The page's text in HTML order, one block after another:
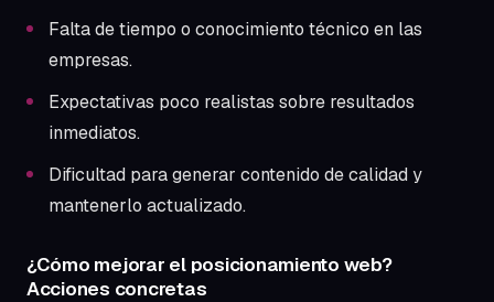
Falta de tiempo o conocimiento técnico en las
empresas.
Expectativas poco realistas sobre resultados
inmediatos.
Dificultad para generar contenido de calidad y
mantenerlo actualizado.
¿Cómo mejorar el posicionamiento web?
Acciones concretas